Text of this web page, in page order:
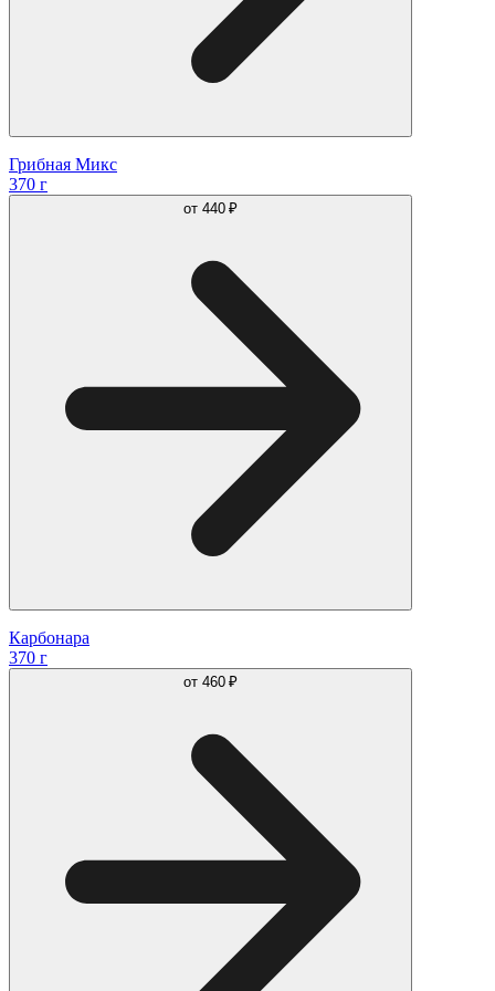
Грибная Микс
370 г
от 440 ₽
Карбонара
370 г
от 460 ₽